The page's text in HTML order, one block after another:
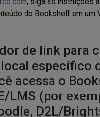
do Bookshelf em um
de link para
específico
acessa o
LMS (por
D2L/